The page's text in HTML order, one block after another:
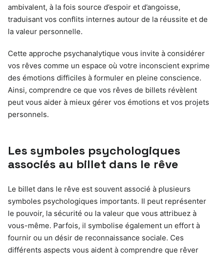
ambivalent, à la fois source d’espoir et d’angoisse,
traduisant vos conflits internes autour de la réussite et de
la valeur personnelle.
Cette approche psychanalytique vous invite à considérer
vos rêves comme un espace où votre inconscient exprime
des émotions difficiles à formuler en pleine conscience.
Ainsi, comprendre ce que vos rêves de billets révèlent
peut vous aider à mieux gérer vos émotions et vos projets
personnels.
Les symboles psychologiques
associés au billet dans le rêve
Le billet dans le rêve est souvent associé à plusieurs
symboles psychologiques importants. Il peut représenter
le pouvoir, la sécurité ou la valeur que vous attribuez à
vous-même. Parfois, il symbolise également un effort à
fournir ou un désir de reconnaissance sociale. Ces
différents aspects vous aident à comprendre que rêver